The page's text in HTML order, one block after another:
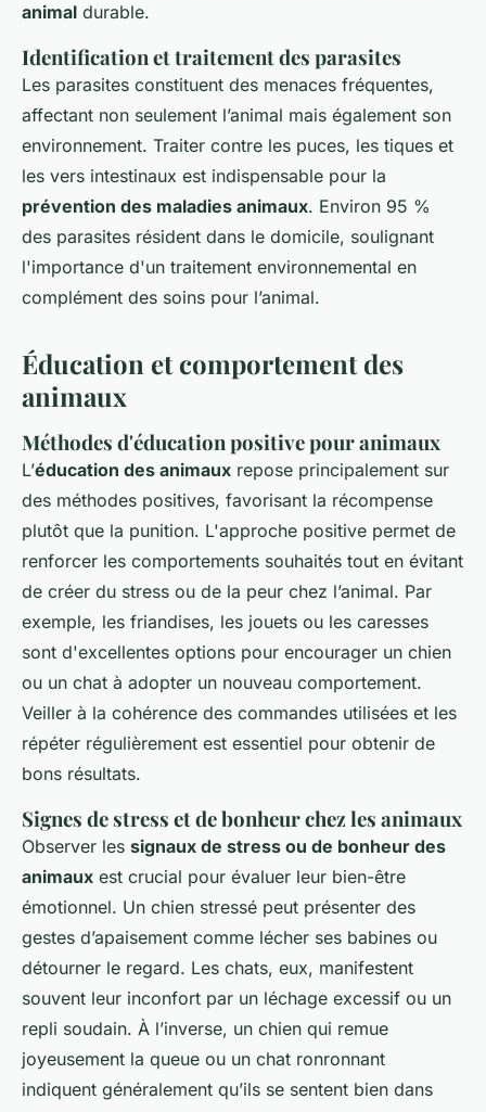
animal durable.
Identification et traitement des parasites
Les parasites constituent des menaces fréquentes,
affectant non seulement l’animal mais également son
environnement. Traiter contre les puces, les tiques et
les vers intestinaux est indispensable pour la
prévention des maladies animaux. Environ 95 %
des parasites résident dans le domicile, soulignant
l'importance d'un traitement environnemental en
complément des soins pour l’animal.
Éducation et comportement des
animaux
Méthodes d'éducation positive pour animaux
L’éducation des animaux repose principalement sur
des méthodes positives, favorisant la récompense
plutôt que la punition. L'approche positive permet de
renforcer les comportements souhaités tout en évitant
de créer du stress ou de la peur chez l’animal. Par
exemple, les friandises, les jouets ou les caresses
sont d'excellentes options pour encourager un chien
ou un chat à adopter un nouveau comportement.
Veiller à la cohérence des commandes utilisées et les
répéter régulièrement est essentiel pour obtenir de
bons résultats.
Signes de stress et de bonheur chez les animaux
Observer les signaux de stress ou de bonheur des
animaux est crucial pour évaluer leur bien-être
émotionnel. Un chien stressé peut présenter des
gestes d’apaisement comme lécher ses babines ou
détourner le regard. Les chats, eux, manifestent
souvent leur inconfort par un léchage excessif ou un
repli soudain. À l’inverse, un chien qui remue
joyeusement la queue ou un chat ronronnant
indiquent généralement qu’ils se sentent bien dans